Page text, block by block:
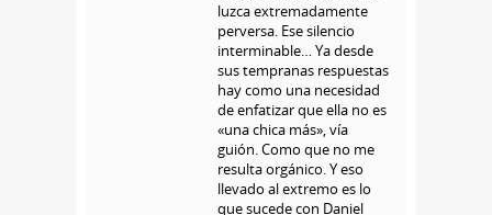
luzca extremadamente
perversa. Ese silencio
interminable… Ya desde
sus tempranas respuestas
hay como una necesidad
de enfatizar que ella no es
«una chica más», vía
guión. Como que no me
resulta orgánico. Y eso
llevado al extremo es lo
que sucede con Daniel